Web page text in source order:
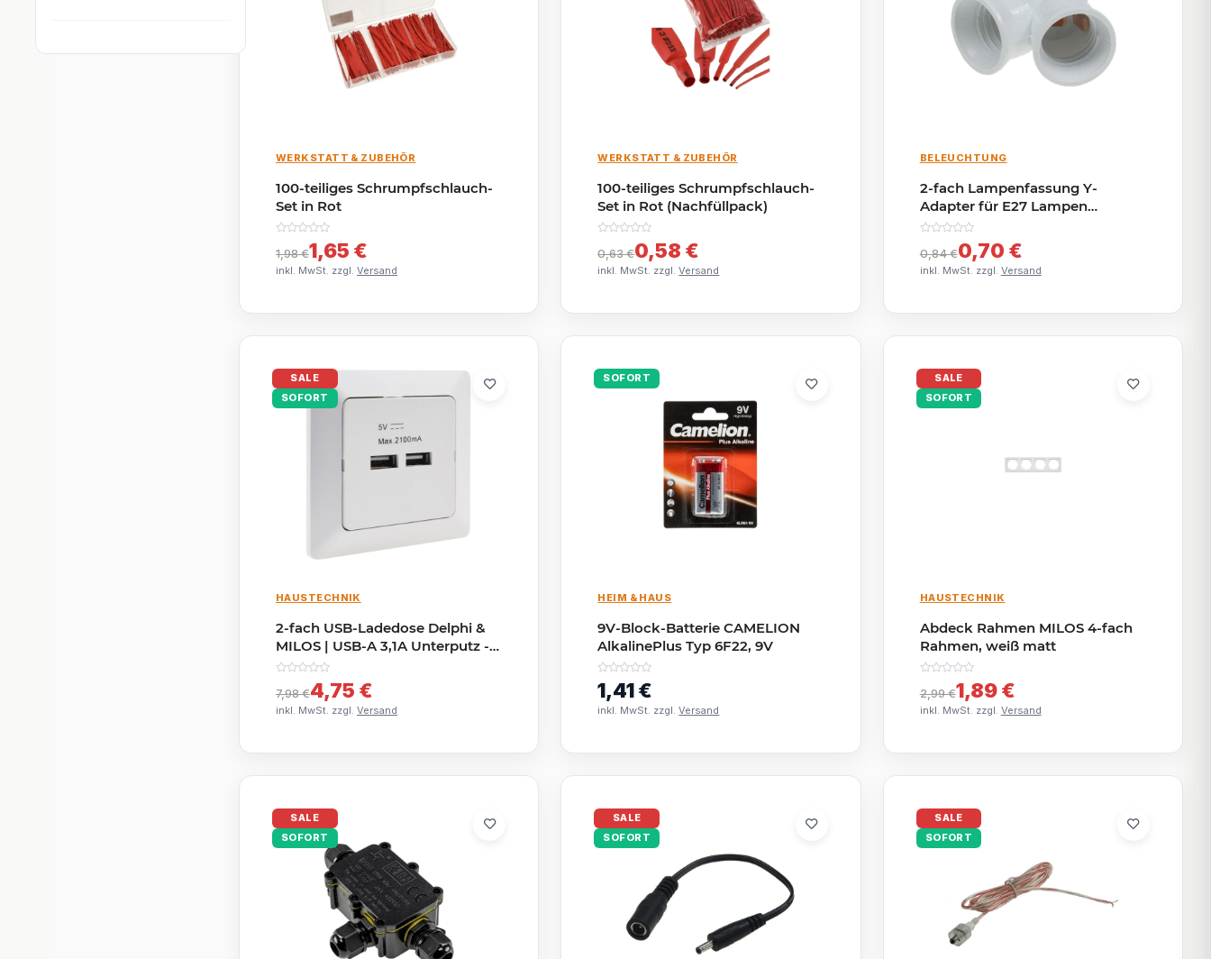
WERKSTATT & ZUBEHÖR
100-teiliges Schrumpfschlauch-
Set in Rot
1,98 €1,65 €
inkl. MwSt. zzgl. Versand
WERKSTATT & ZUBEHÖR
100-teiliges Schrumpfschlauch-
Set in Rot (Nachfüllpack)
0,63 €0,58 €
inkl. MwSt. zzgl.Versand
BELEUCHTUNG
2-fach Lampenfassung Y-
Adapter für E27 Lampen
Schraubfassung Lampenadapter
0,84 €0,70 €
inkl. MwSt. zzgl. Versand
SALE
SOFORT
HAUSTECHNIK
2-fach USB-Ladedose Delphi &
MILOS | USB-A 3,1A Unterputz -
AUSLAUFARTIKEL
7,98 €4,75 €
inkl. MwSt. zzgl. Versand
SOFORT
HEIM & HAUS
9V-Block-Batterie CAMELION
AlkalinePlus Typ 6F22, 9V
1,41 €
inkl. MwSt. zzgl.Versand
SALE
SOFORT
HAUSTECHNIK
Abdeck Rahmen MILOS 4-fach
Rahmen, weiß matt
2,99 €1,89 €
inkl. MwSt. zzgl. Versand
SALE
SOFORT
SALE
SOFORT
SALE
SOFORT